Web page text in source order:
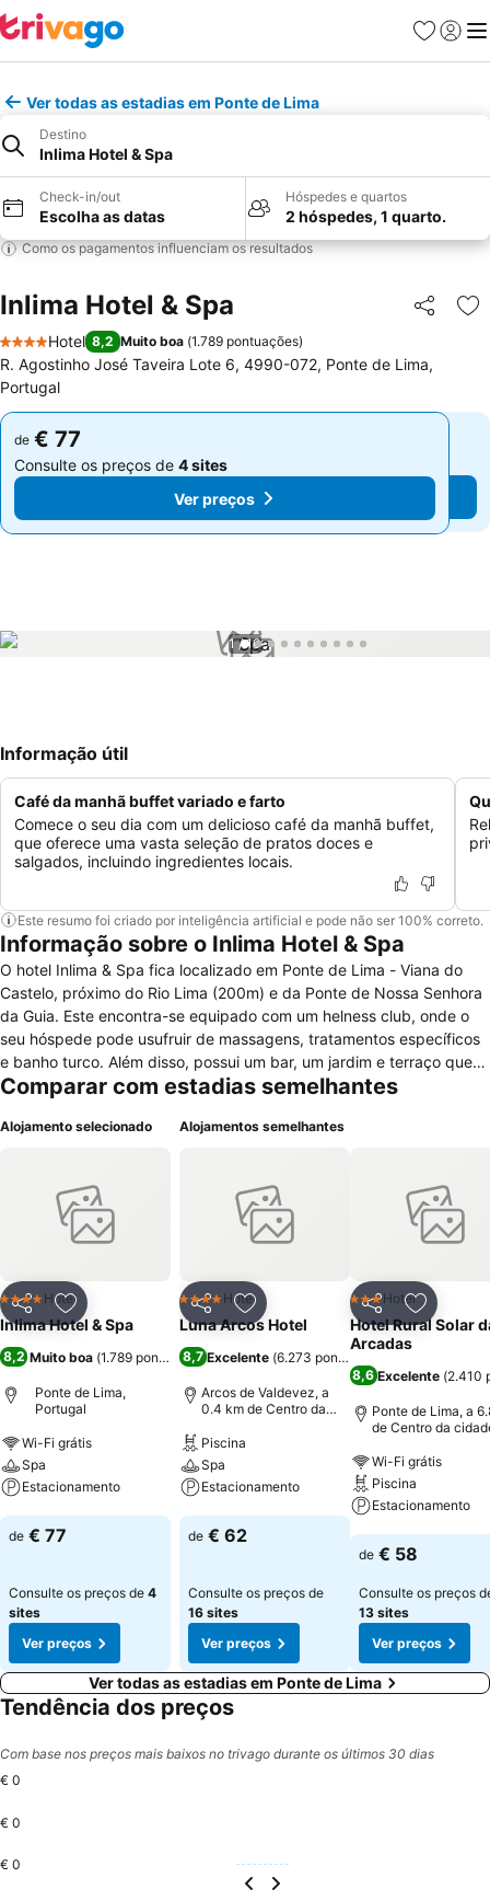
Favoritos
Iniciar
Ver todas as estadias em Ponte de Lima
Destino
Inlima Hotel & Spa
Check-in/out
Escolha as datas
Hóspedes e quartos
2 hóspedes, 1 quarto.
Como os pagamentos influenciam os resultados
Inlima Hotel & Spa Partilhar
4 Estrelas
Hotel 8,2 Muito boa (1.789 pontuações)
R. Agostinho José Taveira Lote 6, 4990-072, Ponte de Lima,
Portugal
de € 77
Consulte os preços de 4 sites
Ver preços
de € 77
Consulte os preços de 4 sites
Ver preços
1 / 10
Informação útil
Café da manhã buffet variado e farto
Comece o seu dia com um delicioso café da manhã buffet,
que oferece uma vasta seleção de pratos doces e
salgados, incluindo ingredientes locais.
Este resumo foi criado por inteligência artificial e pode não ser 100% correto.
Informação sobre o Inlima Hotel & Spa
O hotel Inlima & Spa fica localizado em Ponte de Lima - Viana do
Castelo, próximo do Rio Lima (200m) e da Ponte de Nossa Senhora
da Guia. Este encontra-se equipado com um helness club, onde o
seu hóspede pode usufruir de massagens, tratamentos específicos
e banho turco. Além disso, possui um bar, um jardim e terraço que
inspiram a momentos de relaxamento. Em termos de serviços
cofre, sala de bagagem, ar condicionado, quartos para não
serviço para crianças, serviço de lavandaria, pequeno-almoço
servido no quarto, aluguer de bicicleta ou carro, estacionamento
gratuito e internet wireless gratuita e disponível em todo o hotel. Os
aquecimento, secretária, casa de banho com chuveiro, artigos de
higiene pessoal e secador de cabelo, telefone, televisão por cabo,
cafeteira, mini-bar, e janela com varanda e vistas para o exterior.
Comparar com estadias semelhantes
Alojamento selecionado
PartilharAdicionar aos favoritos
4 EstrelasHotel
Inlima Hotel & Spa
8,2 Muito boa (1.789 pontuações)
Ponte de Lima,
Portugal
Wi-Fi grátis
Spa
Estacionamento
Ver preços
de € 77
Consulte os preços de 4
sites
Ver preços
Alojamentos semelhantes
PartilharAdicionar aos favoritos
4 EstrelasHotel
Luna Arcos Hotel
8,7 Excelente (6.273 pontuações
Arcos de Valdevez, a
0.4 km de Centro da
Piscina
Spa
Estacionamento
Ver preços
de € 62
Consulte os preços de
16 sites
Ver preços
Partilhar
3 Estrelas
Hotel
Hotel Rural Solar
Arcadas
8,6 Excelente (2.410
Ponte de Lima, a
de Centro da
Wi-Fi grátis
Piscina
Estacionamento
Ver preços
de € 58
Consulte os preços
13 sites
Ver preços
Ver todas as estadias em Ponte de Lima
Tendência dos preços
Com base nos preços mais baixos no trivago durante os últimos 30 dias
€ 0
€ 0
€ 0